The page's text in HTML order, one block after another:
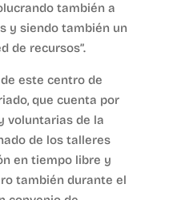
también a
y siendo también un
de recursos”.
este centro de
que cuenta por
voluntarias de la
de los talleres
en tiempo libre y
también durante el